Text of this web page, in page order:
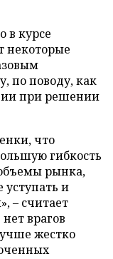
в курсе
некоторые
по поводу, как
при решении
что
гибкость
рынка,
и
– считает
врагов
жестко